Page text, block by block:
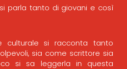
parla tanto di giovani e così
culturale si racconta tanto
sia come scrittore sia
si sa leggerla in questa